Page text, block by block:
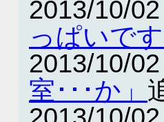
2013/10/
っぱいです
2013/10/
室･･･か」